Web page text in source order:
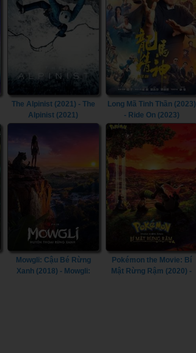
The Alpinist (2021) - The
Alpinist (2021)
Long Mã Tinh Thần (2023)
- Ride On (2023)
Mowgli: Cậu Bé Rừng
Xanh (2018) - Mowgli:
Pokémon the Movie: Bí
Mật Rừng Rậm (2020) -